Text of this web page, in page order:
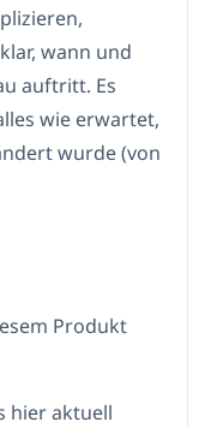
wann und
auftritt. Es
wie erwartet,
wurde (von
Produkt
hier aktuell